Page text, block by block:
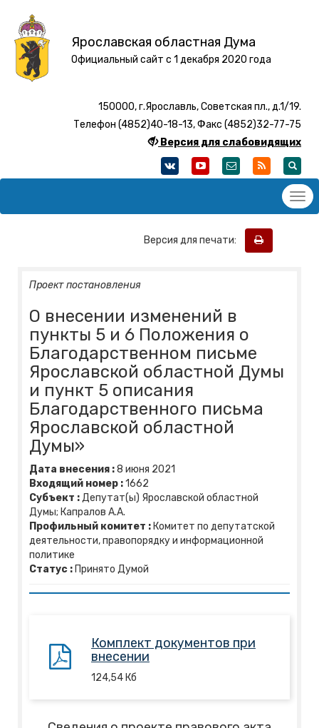
Ярославская областная Дума
Официальный сайт с 1 декабря 2020 года
150000, г.Ярославль, Советская пл., д.1/19.
Телефон (4852)40-18-13, Факс (4852)32-77-75
Версия для слабовидящих
Версия для печати:
Проект постановления
О внесении изменений в
пункты 5 и 6 Положения о
Благодарственном письме
Ярославской областной Думы
и пункт 5 описания
Благодарственного письма
Ярославской областной
Думы»
Дата внесения :8 июня 2021
Входящий номер :1662
Субъект :Депутат(ы) Ярославской областной
Думы; Капралов А.А.
Профильный комитет : Комитет по депутатской
деятельности, правопорядку и информационной
политике
Статус : Принято Думой
Комплект документов при
внесении
124,54 Кб